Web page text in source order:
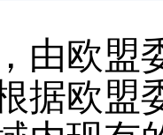
由欧盟
据欧盟